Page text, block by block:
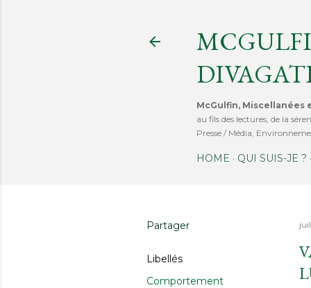
McGulfin, Miscellanées
au fils des lectures, de la
Presse / Média,
HOME QUI SUIS-JE ?
Partager
Libellés
Comportement